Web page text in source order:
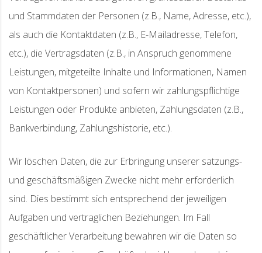
und Stammdaten der Personen (z.B., Name, Adresse, etc.),
als auch die Kontaktdaten (z.B., E-Mailadresse, Telefon,
etc.), die Vertragsdaten (z.B., in Anspruch genommene
Leistungen, mitgeteilte Inhalte und Informationen, Namen
von Kontaktpersonen) und sofern wir zahlungspflichtige
Leistungen oder Produkte anbieten, Zahlungsdaten (z.B.,
Bankverbindung, Zahlungshistorie, etc.).
Wir löschen Daten, die zur Erbringung unserer satzungs-
und geschäftsmäßigen Zwecke nicht mehr erforderlich
sind. Dies bestimmt sich entsprechend der jeweiligen
Aufgaben und vertraglichen Beziehungen. Im Fall
geschäftlicher Verarbeitung bewahren wir die Daten so